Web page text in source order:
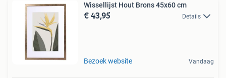
Wissellijst Hout Brons 45x60 cm
€ 43,95 Details
Bezoek website Vandaag